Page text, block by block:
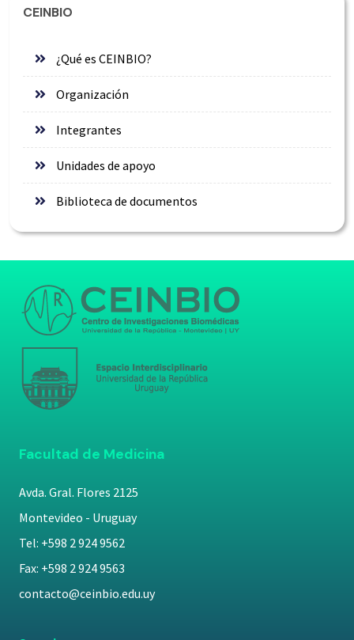
CEINBIO
¿Qué es CEINBIO?
Organización
Integrantes
Unidades de apoyo
Biblioteca de documentos
Facultad de Medicina
Avda. Gral. Flores 2125
Montevideo - Uruguay
Tel: +598 2 924 9562
Fax: +598 2 924 9563
contacto@ceinbio.edu.uy